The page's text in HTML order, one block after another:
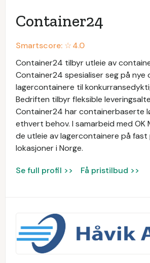
Container24
Smartscore: ☆4.0
Container24 tilbyr utleie av
Container24 spesialiser seg på nye
lagercontainere til
Bedriften tilbyr fleksible
Container24 har containerbaserte
ethvert behov. I samarbeid med OK
de utleie av lagercontainere på fast
lokasjoner i Norge.
Se full profil >> Få pristilbud >>